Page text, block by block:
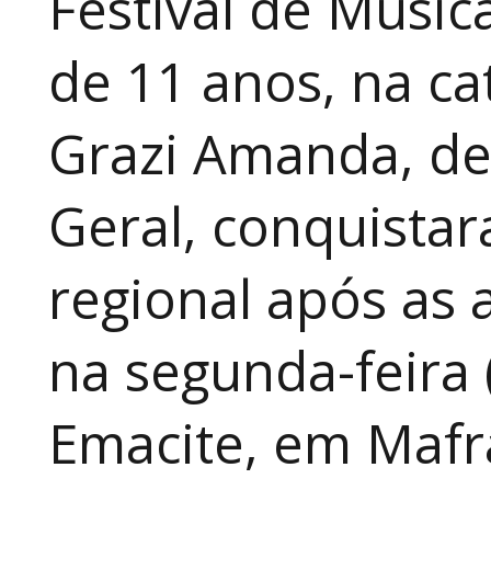
de 11 anos, na
Grazi Amanda,
Geral,
regional após as
na segunda-feira
Emacite, em